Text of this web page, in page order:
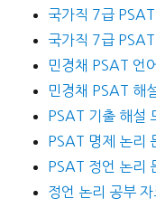
국가직 7급
국가직 7급
민경채 PSAT 언
민경채 PSAT 해
PSAT 기출 해설
PSAT 명제 논리
PSAT 정언 논리
정언 논리 공부 자